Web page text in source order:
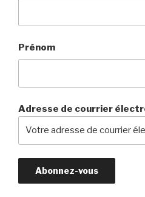
Prénom
Adresse de courrier